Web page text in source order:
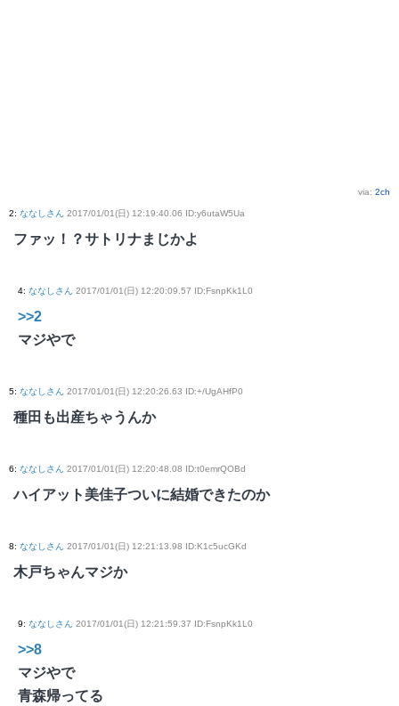
via: 2ch
2: ななしさん 2017/01/01(日) 12:19:40.06 ID:y6utaW5Ua
ファッ！？サトリナまじかよ
4: ななしさん 2017/01/01(日) 12:20:09.57 ID:FsnpKk1L0
>>2
マジやで
5: ななしさん 2017/01/01(日) 12:20:26.63 ID:+/UgAHfP0
種田も出産ちゃうんか
6: ななしさん 2017/01/01(日) 12:20:48.08 ID:t0emrQOBd
ハイアット美佳子ついに結婚できたのか
8: ななしさん 2017/01/01(日) 12:21:13.98 ID:K1c5ucGKd
木戸ちゃんマジか
9: ななしさん 2017/01/01(日) 12:21:59.37 ID:FsnpKk1L0
>>8
マジやで
青森帰ってる